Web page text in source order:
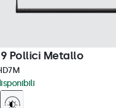
Pollici Metallo